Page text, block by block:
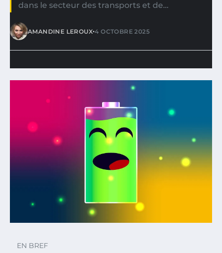
dans le secteur des transports et de…
AMANDINE LEROUX•4 OCTOBRE 2025
EN BREF